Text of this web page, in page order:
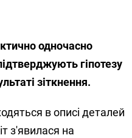
одночасно
гіпотезу
зіткнення.
в описі деталей
з'явилася на